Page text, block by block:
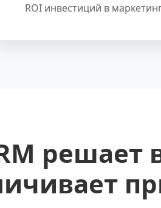
ROI инвестиций в
решает